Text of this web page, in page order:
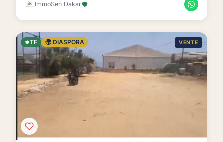
ImmoSen Dakar
TF 🌍 DIASPORA VENTE